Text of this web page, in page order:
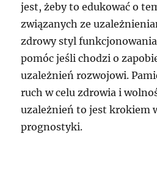
jest, żeby to edukować o
związanych ze
zdrowy styl
pomóc jeśli chodzi o
uzależnień rozwojowi.
ruch w celu zdrowia i
uzależnień to jest krokiem
prognostyki.